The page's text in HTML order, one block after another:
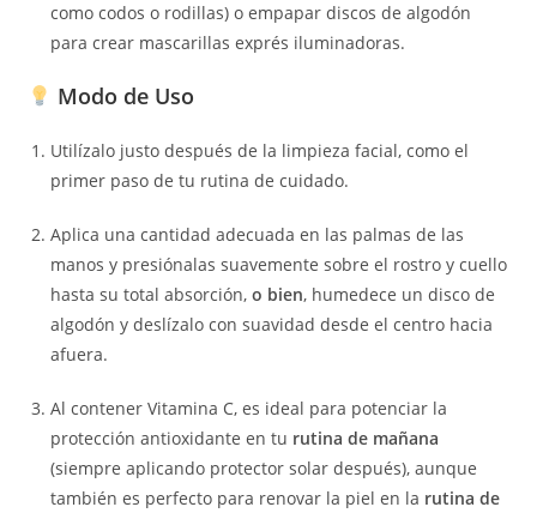
como codos o rodillas) o empapar discos de algodón
para crear mascarillas exprés iluminadoras.
Modo de Uso
Utilízalo justo después de la limpieza facial, como el
primer paso de tu rutina de cuidado.
Aplica una cantidad adecuada en las palmas de las
manos y presiónalas suavemente sobre el rostro y cuello
hasta su total absorción,o bien, humedece un disco de
algodón y deslízalo con suavidad desde el centro hacia
afuera.
Al contener Vitamina C, es ideal para potenciar la
protección antioxidante en tu rutina de mañana
(siempre aplicando protector solar después), aunque
también es perfecto para renovar la piel en la rutina de